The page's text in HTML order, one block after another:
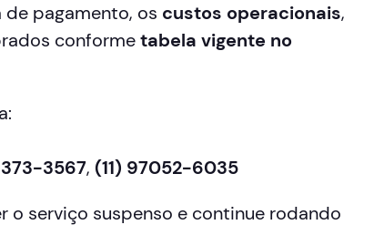
pagamento, os custos operacionais,
conformetabela vigente no
3567, (11) 97052-6035
o serviço suspenso e continue rodando